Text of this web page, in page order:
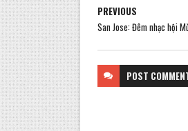
PREVIOUS
San Jose: Đêm nhạc hội
POST